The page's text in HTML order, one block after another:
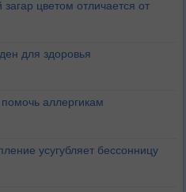
цветом отличается от
для здоровья
аллергикам
усугубляет бессонницу